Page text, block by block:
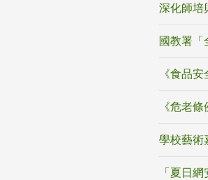
深化師培
國教署「
《食品
《危老
學校藝術
「夏日